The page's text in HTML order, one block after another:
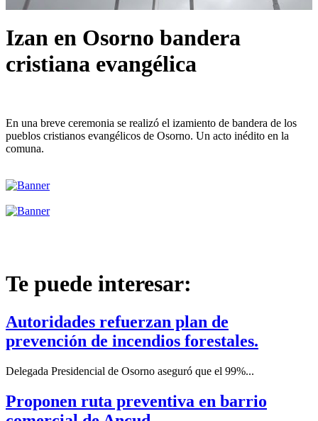
Izan en Osorno bandera
cristiana evangélica
En una breve ceremonia se realizó el izamiento de bandera de los
pueblos cristianos evangélicos de Osorno. Un acto inédito en la
comuna.
Te puede interesar:
Autoridades refuerzan plan de
prevención de incendios forestales.
Delegada Presidencial de Osorno aseguró que el 99%...
Proponen ruta preventiva en barrio